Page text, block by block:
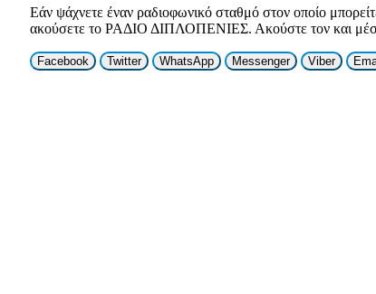
Εάν ψάχνετε έναν ραδιοφωνικό σταθμό στον οποίο
ακούσετε το ΡΑΔΙΟ ΔΙΠΛΟΠΕΝΙΕΣ. Ακούστε τον και
Facebook Twitter WhatsApp Messenger Viber